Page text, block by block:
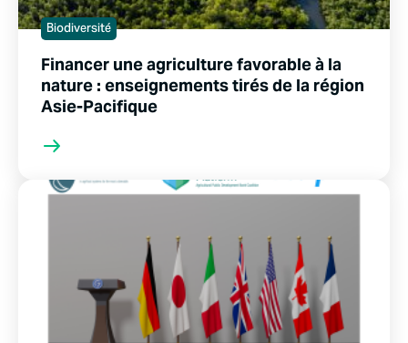
Biodiversité
Financer une agriculture favorable à la
nature : enseignements tirés de la région
Asie-Pacifique